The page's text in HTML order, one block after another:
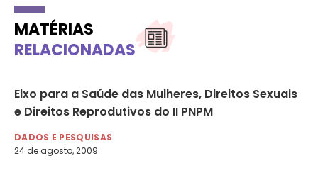
MATÉRIAS
RELACIONADAS
Eixo para a Saúde das Mulheres, Direitos Sexuais
e Direitos Reprodutivos do II PNPM
DADOS E PESQUISAS
24 de agosto, 2009